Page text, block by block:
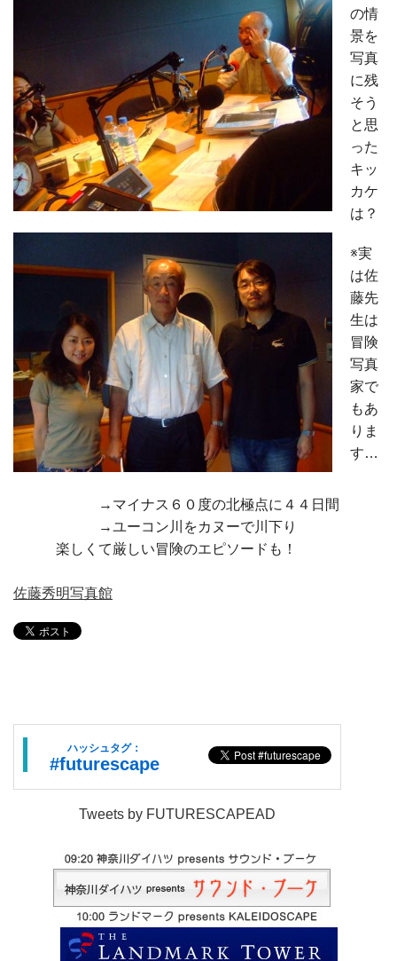
の情
景を
写真
に残
そう
と思
った
キッ
カケ
は？
※実
は佐
藤先
生は
冒険
写真
家で
もあ
りま
す…
→マイナス６０度の北極点に４４日間
→ユーコン川をカヌーで川下り
楽しくて厳しい冒険のエピソードも！
佐藤秀明写真館
ハッシュタグ：
#futurescape
Tweets by FUTURESCAPEAD